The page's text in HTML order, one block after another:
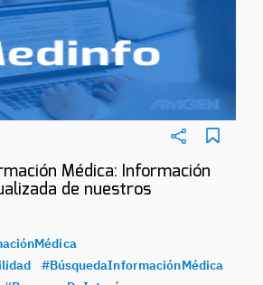
Médica: Información
de nuestros
#BúsquedaInformaciónMédica